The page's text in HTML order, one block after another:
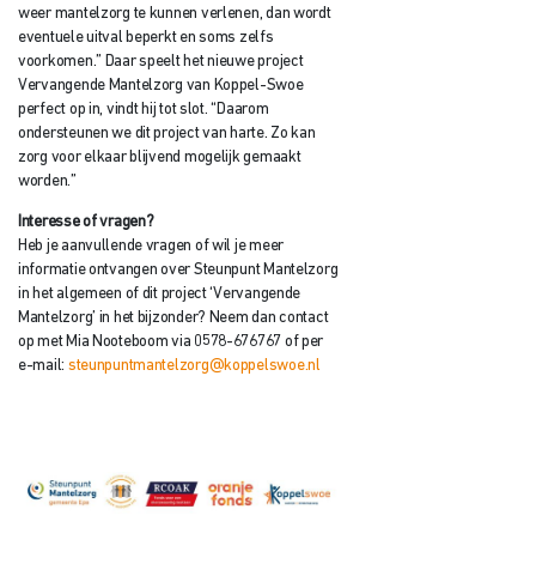
weer mantelzorg te kunnen verlenen, dan wordt
eventuele uitval beperkt en soms zelfs
voorkomen.” Daar speelt het nieuwe project
Vervangende Mantelzorg van Koppel-Swoe
perfect op in, vindt hij tot slot. “Daarom
ondersteunen we dit project van harte. Zo kan
zorg voor elkaar blijvend mogelijk gemaakt
worden.”
Interesse of vragen?
Heb je aanvullende vragen of wil je meer
informatie ontvangen over Steunpunt Mantelzorg
in het algemeen of dit project ‘Vervangende
Mantelzorg’ in het bijzonder? Neem dan contact
op met Mia Nooteboom via 0578-676767 of per
e-mail: steunpuntmantelzorg@koppelswoe.nl